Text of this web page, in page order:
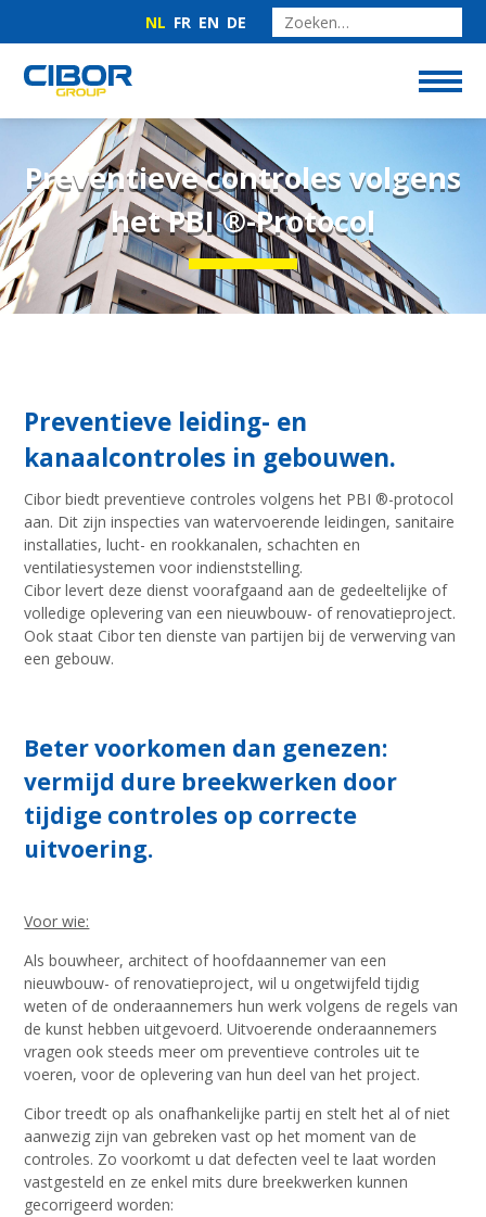
NL FR EN DE
Preventieve controles volgens
het PBI ®-Protocol
Preventieve leiding- en
kanaalcontroles in gebouwen.
Cibor biedt preventieve controles volgens het PBI ®-protocol
aan. Dit zijn inspecties van watervoerende leidingen, sanitaire
installaties, lucht- en rookkanalen, schachten en
ventilatiesystemen voor indienststelling.
Cibor levert deze dienst voorafgaand aan de gedeeltelijke of
volledige oplevering van een nieuwbouw- of renovatieproject.
Ook staat Cibor ten dienste van partijen bij de verwerving van
een gebouw.
Beter voorkomen dan genezen:
vermijd dure breekwerken door
tijdige controles op correcte
uitvoering.
Voor wie:
Als bouwheer, architect of hoofdaannemer van een
nieuwbouw- of renovatieproject, wil u ongetwijfeld tijdig
weten of de onderaannemers hun werk volgens de regels van
de kunst hebben uitgevoerd. Uitvoerende onderaannemers
vragen ook steeds meer om preventieve controles uit te
voeren, voor de oplevering van hun deel van het project.
Cibor treedt op als onafhankelijke partij en stelt het al of niet
aanwezig zijn van gebreken vast op het moment van de
controles. Zo voorkomt u dat defecten veel te laat worden
vastgesteld en ze enkel mits dure breekwerken kunnen
gecorrigeerd worden: